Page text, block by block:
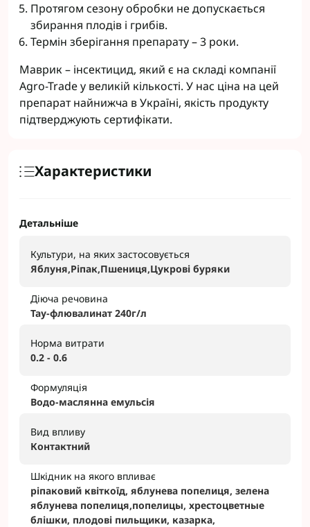
Протягом сезону обробки не допускається
збирання плодів і грибів.
Термін зберігання препарату – 3 роки.
Маврик – інсектицид, який є на складі компанії
Agro-Trade у великій кількості. У нас ціна на цей
препарат найнижча в Україні, якість продукту
підтверджують сертифікати.
Характеристики
Детальніше
Культури, на яких застосовується
Яблуня,Ріпак,Пшениця,Цукрові буряки
Діюча речовина
Тау-флювалинат 240г/л
Норма витрати
0.2 - 0.6
Формуляція
Водо-маслянна емульсія
Вид впливу
Контактний
Шкідник на якого впливає
ріпаковий квіткоїд, яблунева попелиця, зелена
яблунева попелиця,попелицы, хрестоцветные
блішки, плодові пильщики, казарка,